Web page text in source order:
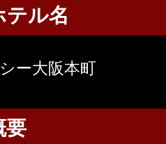
テル名
ー大阪本町
要